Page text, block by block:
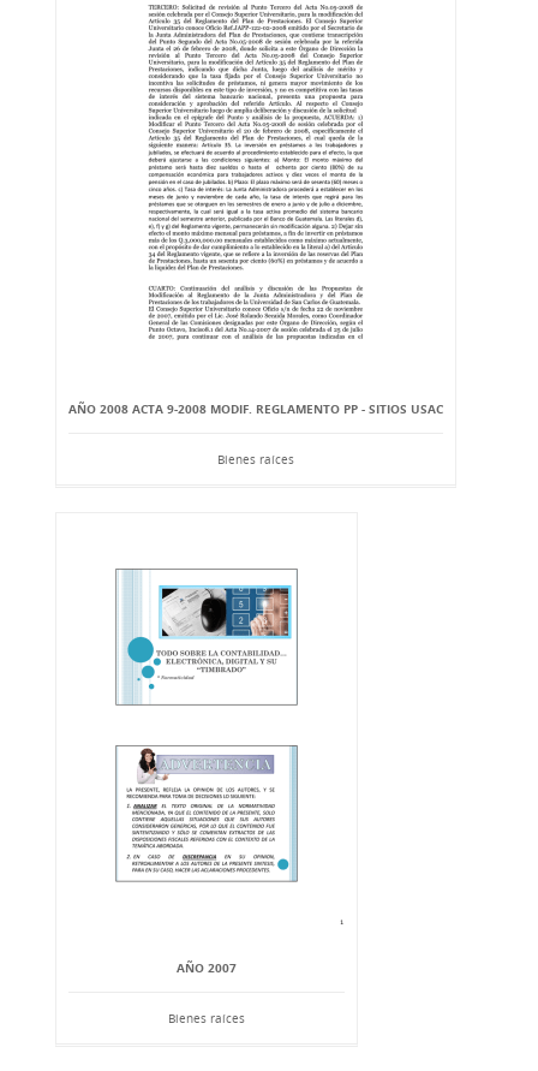
AÑO 2008 ACTA 9-2008 MODIF. REGLAMENTO PP - SITIOS USAC
Bienes raíces
AÑO 2007
Bienes raíces